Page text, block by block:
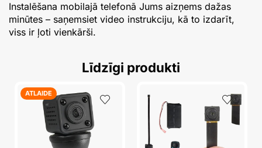
Instalēšana mobilajā telefonā Jums aizņems dažas
minūtes – saņemsiet video instrukciju, kā to izdarīt,
viss ir ļoti vienkārši.
Līdzīgi produkti
ATLAIDE